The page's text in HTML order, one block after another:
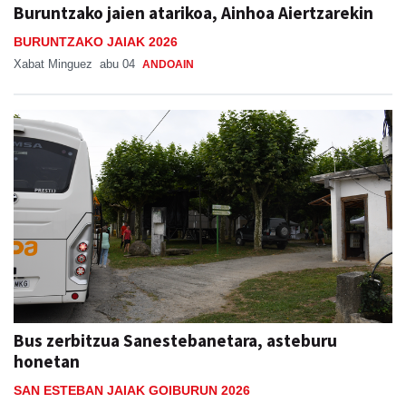
Buruntzako jaien atarikoa, Ainhoa Aiertzarekin
BURUNTZAKO JAIAK 2026
Xabat Minguez abu 04 ANDOAIN
Bus zerbitzua Sanestebanetara, asteburu
honetan
SAN ESTEBAN JAIAK GOIBURUN 2026